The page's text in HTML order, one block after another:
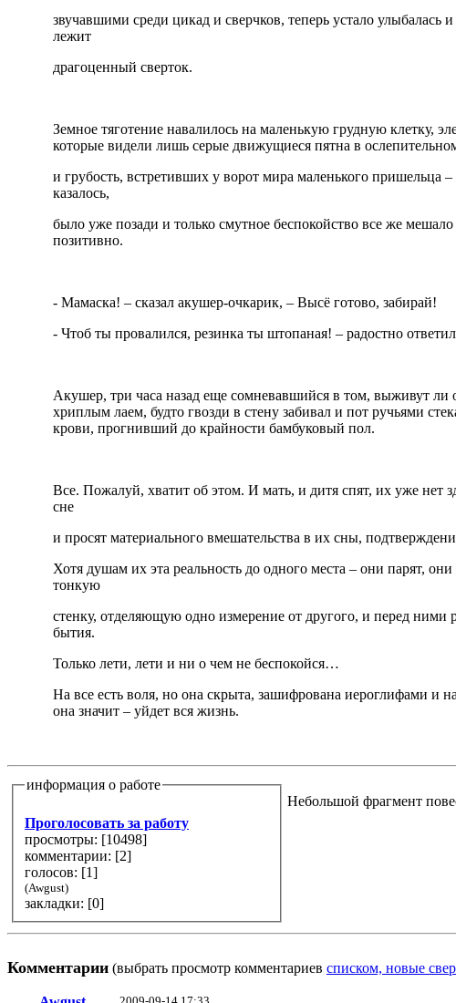
звучавшими среди цикад и сверчков, теперь устало улыбалась
лежит
драгоценный сверток.
Земное тяготение навалилось на маленькую грудную клетку,
которые видели лишь серые движущиеся пятна в
и грубость, встретивших у ворот мира маленького пришельца
казалось,
было уже позади и только смутное беспокойство все же
позитивно.
- Мамаска! – сказал акушер-очкарик, – Высё готово, забирай!
- Чтоб ты провалился, резинка ты штопаная! – радостно
Акушер, три часа назад еще сомневавшийся в том, выживут ли
хриплым лаем, будто гвозди в стену забивал и пот ручьями
крови, прогнивший до крайности бамбуковый пол.
Все. Пожалуй, хватит об этом. И мать, и дитя спят, их уже нет
сне
и просят материального вмешательства в их сны,
Хотя душам их эта реальность до одного места – они парят,
тонкую
стенку, отделяющую одно измерение от другого, и перед ними
бытия.
Только лети, лети и ни о чем не беспокойся…
На все есть воля, но она скрыта, зашифрована иероглифами и
она значит – уйдет вся жизнь.
информация о работе
Проголосовать за работу
просмотры: [10498]
комментарии: [2]
голосов: [1]
(Awgust)
закладки: [0]
Небольшой фрагмент
Комментарии (выбрать просмотр комментариев списком, новые